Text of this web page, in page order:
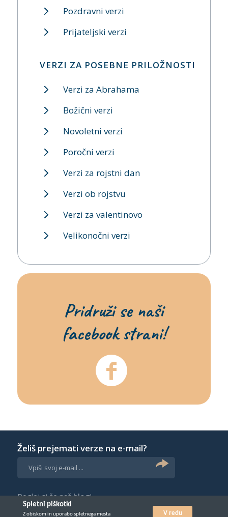
Pozdravni verzi
Prijateljski verzi
VERZI ZA POSEBNE PRILOŽNOSTI
Verzi za Abrahama
Božični verzi
Novoletni verzi
Poročni verzi
Verzi za rojstni dan
Verzi ob rojstvu
Verzi za valentinovo
Velikonočni verzi
Pridruži se naši
facebook strani!
Želiš prejemati verze na e-mail?
Poglej si še našblog!
Spletni piškotki
Z obiskom in uporabo spletnega mesta V redu